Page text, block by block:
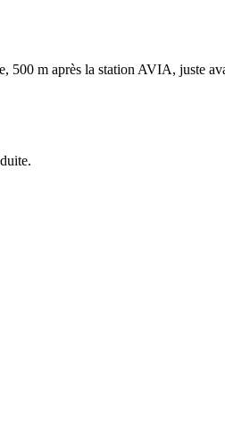
500 m après la station AVIA, juste